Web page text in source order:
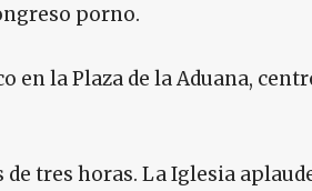
porno.
la Plaza de la Aduana,
tres horas. La Iglesia